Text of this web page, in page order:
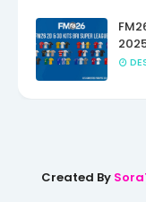
Created By